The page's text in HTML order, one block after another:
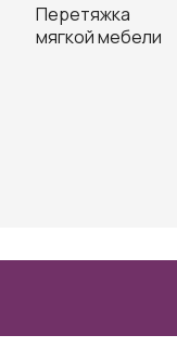
Перетяжка
мягкой мебели